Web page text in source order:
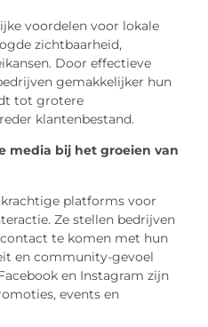
voordelen voor lokale
zichtbaarheid,
Door effectieve
gemakkelijker hun
tot grotere
klantenbestand.
media bij het groeien van
platforms voor
Ze stellen bedrijven
te komen met hun
en community-gevoel
en Instagram zijn
events en